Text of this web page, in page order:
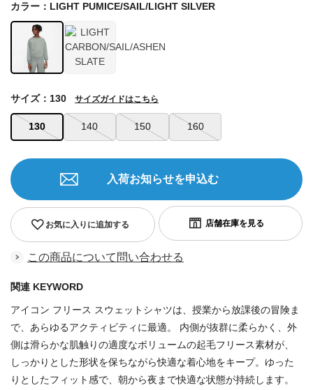
カラー：LIGHT PUMICE/SAIL/LIGHT SILVER
130 140 150 160
サイズ：130 サイズガイドはこちら
お気に入りに追加する
入荷お知らせを申込む
この商品について問い合わせる
関連 KEYWORD
アイコン フリース スウェットシャツは、授業から放課後の冒険ま
で、あらゆるアクティビティに最適。 内側が抜群に柔らかく、外
側は滑らかな肌触りの適度なボリュームの起毛フリース素材が、
しっかりとした形状を保ちながら快適な着心地をキープ。ゆった
りとしたフィット感で、朝から夜まで快適な状態が持続します。